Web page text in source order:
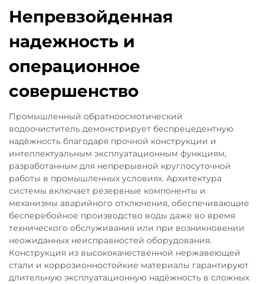
Непревзойденная
надежность и
операционное
совершенство
Промышленный обратноосмотический
водоочиститель демонстрирует беспрецедентную
надёжность благодаря прочной конструкции и
интеллектуальным эксплуатационным функциям,
разработанным для непрерывной круглосуточной
работы в промышленных условиях. Архитектура
системы включает резервные компоненты и
механизмы аварийного отключения, обеспечивающие
бесперебойное производство воды даже во время
технического обслуживания или при возникновении
неожиданных неисправностей оборудования.
Конструкция из высококачественной нержавеющей
стали и коррозионностойкие материалы гарантируют
длительную эксплуатационную надёжность в сложных